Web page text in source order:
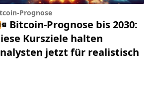
Prognose
Bitcoin-Prognose bis 2030:
Kursziele halten
jetzt für realistisch